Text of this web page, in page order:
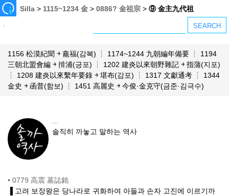
Silla > 1115~1234 金 >0886? 金祖宗 >⑨ 金主九代祖
1156 松漠紀聞 ￫ 龕福(감복) ┆ 1174~1244 九朝編年備要 ┆ 1194
三朝北盟會編 ￫ 掯浦(긍포) ┆ 1202 建炎以來朝野雜記 ￫ 指蒲(지포)
┆ 1208 建炎以來繫年要錄 ￫ 堪布(감포) ┆ 1317 文獻通考 ┆ 1344
金史 ￫ 函普(함보) ┆ 1451 高麗史 ￫ 今俊·金克守(금준·김극수)
...
솔직히 까놓고 말하는 역사
• 0779 高震 墓誌銘
▐ 고려 보장왕은 당나라로 귀화하여 아들과 손자 고진에 이르기까